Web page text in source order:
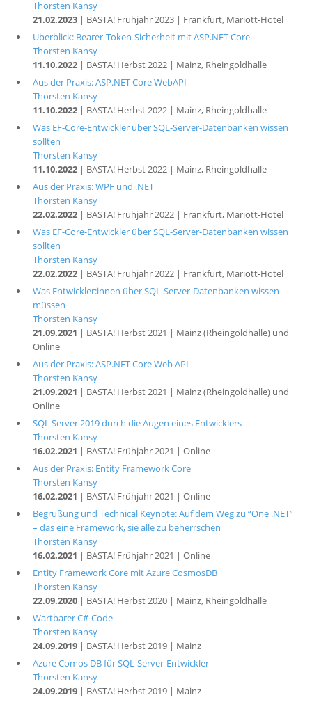
Thorsten Kansy
21.02.2023| BASTA! Frühjahr 2023 | Frankfurt, Mariott-Hotel
Überblick: Bearer-Token-Sicherheit mit ASP.NET Core
Thorsten Kansy
11.10.2022| BASTA! Herbst 2022 | Mainz, Rheingoldhalle
Aus der Praxis: ASP.NET Core WebAPI
Thorsten Kansy
11.10.2022| BASTA! Herbst 2022 | Mainz, Rheingoldhalle
Was EF-Core-Entwickler über SQL-Server-Datenbanken wissen
sollten
Thorsten Kansy
11.10.2022| BASTA! Herbst 2022 | Mainz, Rheingoldhalle
Aus der Praxis: WPF und .NET
Thorsten Kansy
22.02.2022| BASTA! Frühjahr 2022 | Frankfurt, Mariott-Hotel
Was EF-Core-Entwickler über SQL-Server-Datenbanken wissen
sollten
Thorsten Kansy
22.02.2022| BASTA! Frühjahr 2022 | Frankfurt, Mariott-Hotel
Was Entwickler:innen über SQL-Server-Datenbanken wissen
müssen
Thorsten Kansy
21.09.2021 | BASTA! Herbst 2021 | Mainz (Rheingoldhalle) und
Online
Aus der Praxis: ASP.NET Core Web API
Thorsten Kansy
21.09.2021 | BASTA! Herbst 2021 | Mainz (Rheingoldhalle) und
Online
SQL Server 2019 durch die Augen eines Entwicklers
Thorsten Kansy
16.02.2021 | BASTA! Frühjahr 2021 | Online
Aus der Praxis: Entity Framework Core
Thorsten Kansy
16.02.2021 | BASTA! Frühjahr 2021 | Online
Begrüßung und Technical Keynote: Auf dem Weg zu “One .NET”
– das eine Framework, sie alle zu beherrschen
Thorsten Kansy
16.02.2021 | BASTA! Frühjahr 2021 | Online
Entity Framework Core mit Azure CosmosDB
Thorsten Kansy
22.09.2020| BASTA! Herbst 2020 | Mainz, Rheingoldhalle
Wartbarer C#-Code
Thorsten Kansy
24.09.2019| BASTA! Herbst 2019 | Mainz
Azure Comos DB für SQL-Server-Entwickler
Thorsten Kansy
24.09.2019| BASTA! Herbst 2019 | Mainz